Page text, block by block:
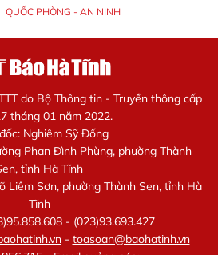
QUỐC PHÒNG - AN NINH
do Bộ Thông tin - Truyền thông cấp
tháng 01 năm 2022.
Nghiêm Sỹ Đống
Phan Đình Phùng, phường Thành
tỉnh Hà Tĩnh
Liêm Sơn, phường Thành Sen, tỉnh Hà
Tĩnh
- (023)93.693.427
- toasoan@baohatinh.vn